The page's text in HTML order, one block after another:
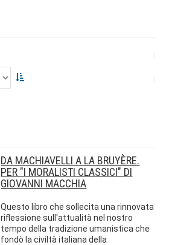
DA MACHIAVELLI A LA BRUYÈRE.
PER "I MORALISTI CLASSICI" DI
GIOVANNI MACCHIA
Questo libro che sollecita una rinnovata
riflessione sull'attualità nel nostro
tempo della tradizione umanistica che
fondò la civiltà italiana della